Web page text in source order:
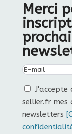
Merci
J'accepte
sellier.fr mes
newsletters